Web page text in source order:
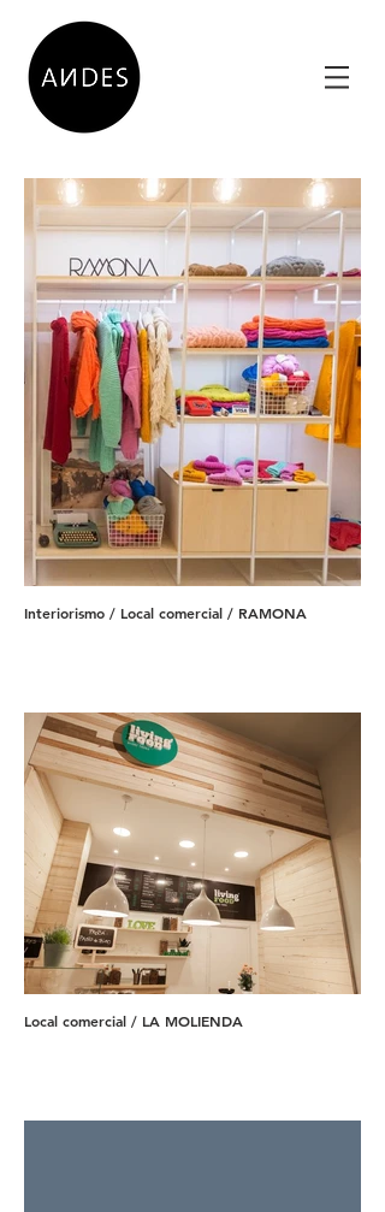
Interiorismo / Local comercial / RAMONA
Local comercial / LA MOLIENDA